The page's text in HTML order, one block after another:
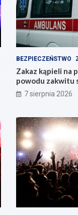
BEZPIECZEŃSTWO
Zakaz kąpieli na
powodu zakwitu
7 sierpnia 2026